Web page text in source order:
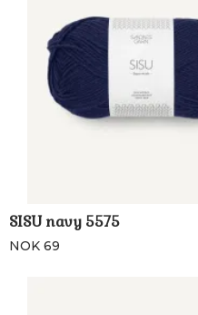
SISU navy 5575
NOK 69